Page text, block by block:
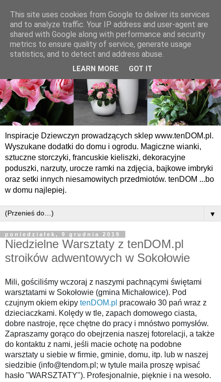
Inspiracje Dziewczyn prowadzących sklep www.tenDOM.pl.
Wyszukane dodatki do domu i ogrodu. Magiczne wianki,
sztuczne storczyki, francuskie kieliszki, dekoracyjne
poduszki, narzuty, urocze ramki na zdjęcia, bajkowe imbryki
oraz setki innych niesamowitych przedmiotów. tenDOM ...bo
w domu najlepiej.
▼
poniedziałek, 9 grudnia 2019
Niedzielne Warsztaty z tenDOM.pl
stroików adwentowych w Sokołowie
Mili, gościliśmy wczoraj z naszymi pachnącymi świętami
warsztatami w Sokołowie (gmina Michałowice). Pod
czujnym okiem ekipy tenDOM.pl pracowało 30 pań wraz z
dzieciaczkami. Kolędy w tle, zapach domowego ciasta,
dobre nastroje, ręce chętne do pracy i mnóstwo pomysłów.
Zapraszamy gorąco do obejrzenia naszej fotorelacji, a także
do kontaktu z nami, jeśli macie ochotę na podobne
warsztaty u siebie w firmie, gminie, domu, itp. lub w naszej
siedzibie (info@tendom.pl; w tytule maila proszę wpisać
hasło "WARSZTATY"). Profesjonalnie, pięknie i na wesoło.
This site uses cookies from Google to deliver its services
and to analyze traffic. Your IP address and user-agent are
shared with Google along with performance and security
metrics to ensure quality of service, generate usage
statistics, and to detect and address abuse.
LEARN MORE GOT IT